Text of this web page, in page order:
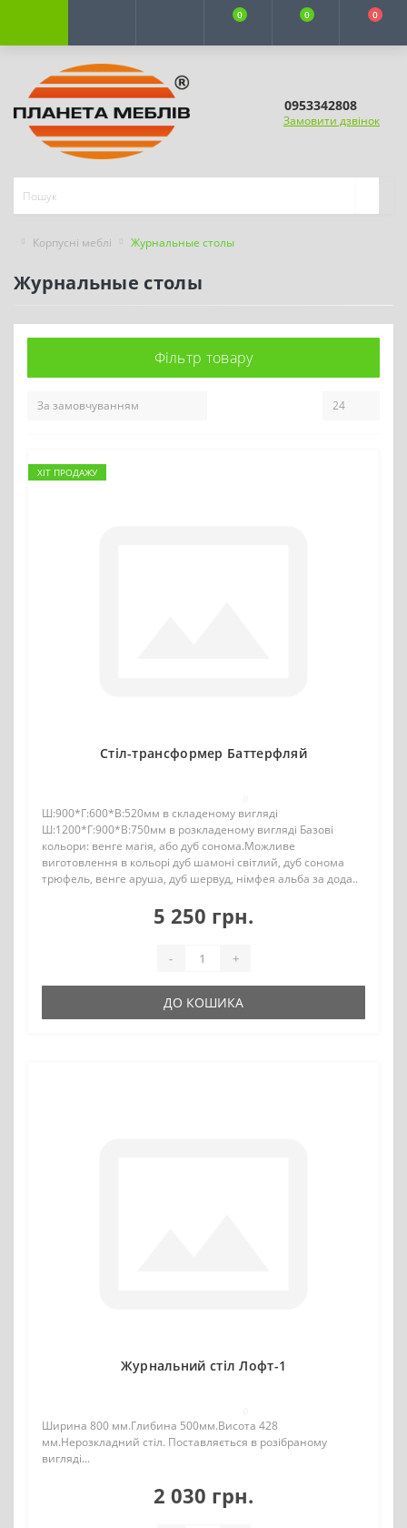
0 0 0
0953342808
Замовити дзвінок
Корпусні меблі Журнальные столы
Журнальные столы
Фільтр товару
ХІТ ПРОДАЖУ
Стіл-трансформер Баттерфляй
Ш:900*Г:600*В:520мм в складеному вигляді
Ш:1200*Г:900*В:750мм в розкладеному вигляді Базові
кольори: венге магія, або дуб сонома.Можливе
виготовлення в кольорі дуб шамоні світлий, дуб сонома
трюфель, венге аруша, дуб шервуд, німфея альба за дода..
5 250 грн.
- +
ДО КОШИКА
Журнальний стіл Лофт-1
Ширина 800 мм.Глибина 500мм.Висота 428
мм.Нерозкладний стіл. Поставляється в розібраному
вигляді...
2 030 грн.